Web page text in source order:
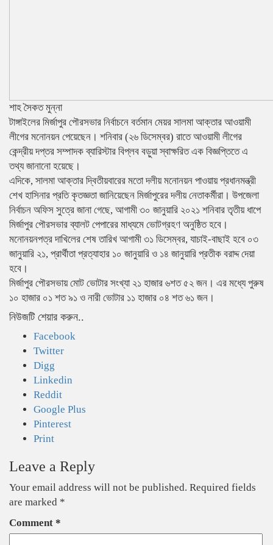
শাহ সৈকত মুন্না
টাঙ্গাইলের মির্জাপুর পৌরসভার নির্বাচনে বর্তমান মেয়র সালমা আক্তার আওয়ামী
লীগের মনোনয়ন পেয়েছেন। শনিবার (২৬ ডিসেম্বর) রাতে আওয়ামী লীগের
কেন্দ্রীয় দপ্তর সম্পাদক ব্যারিস্টার বিপ্লব বড়ুয়া স্বাক্ষরিত এক বিজ্ঞপ্তিতে এ
তথ্য জানানো হয়েছে।
এদিকে, সালমা আক্তার দ্বিতীয়বারের মতো দলীয় মনোনয়ন পাওয়ায় প্রধানমন্ত্রী
শেখ হাসিনার প্রতি কৃতজ্ঞতা জানিয়েছেন মির্জাপুরের দলীয় নেতাকর্মীরা। উপজেলা
নির্বাচন অফিস সুত্রে জানা গেছে, আগামী ৩০ জানুয়ারি ২০২১ শনিবার তৃতীয় ধাপে
মির্জাপুর পৌরসভার ব্যালট পেপারের মাধ্যমে ভোটগ্রহণ অনুষ্ঠিত হবে।
মনোনয়নপত্র দাখিলের শেষ তারিখ আগামী ৩১ ডিসেম্বর, যাচাই-বাছাই হবে ০৩
জানুয়ারি ২১, প্রার্থীতা প্রত্যাহার ১০ জানুয়ারি ও ১৪ জানুয়ারি প্রতীক বরাদ্দ দেয়া
হবে।
মির্জাপুর পৌরসভায় মোট ভোটার সংখ্যা ২১ হাজার ৬শত ৫২ জন। এর মধ্যে পুরুষ
১০ হাজার ০১ শত ৯১ ও নারী ভোটার ১১ হাজার ০৪ শত ৬১ জন।
নিউজটি শেয়ার করুন..
Facebook
Twitter
Digg
Linkedin
Reddit
Google Plus
Pinterest
Print
Leave a Reply
Your email address will not be published. Required fields
are marked *
Comment *